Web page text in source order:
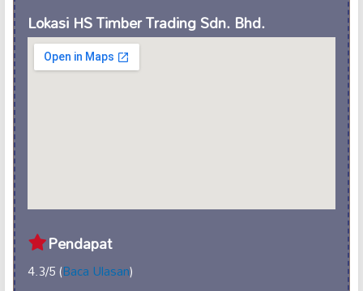
Lokasi HS Timber Trading Sdn. Bhd.
Pendapat
4.3/5 (Baca Ulasan)